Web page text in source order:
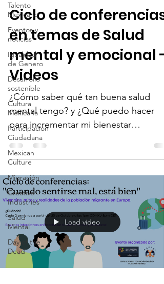
Talento
Mexicano
Eventos y
noticias
Igualdad
de Genero
Desarrollo
sostenible
Cultura
Mexicana
Participacion
Ciudadana
Mexican
Culture
Migración
Creative
Industries
Salud
Mental
Day of the
Dead
Ciclo de conferencias
en temas de Salud
mental y emocional -
Videos
¿Cómo saber qué tan buena salud
mental tengo? y ¿Qué puedo hacer
para incrementar mi bienestar
emocional? La Red de Talentos
Mexicanos en...
Load video